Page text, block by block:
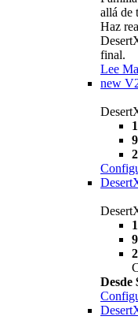
allá de
Haz
final.
Lee
new
Desde